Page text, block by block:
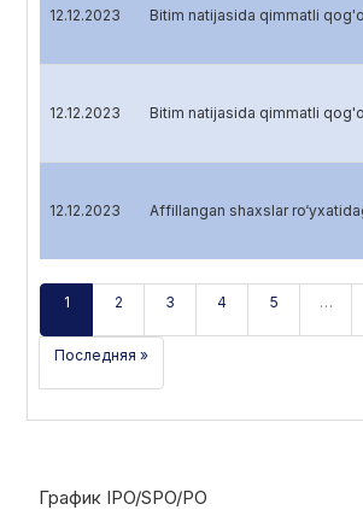
12.12.2023 Bitim natijasida qimmatli
12.12.2023 Bitim natijasida qimmatli
12.12.2023 Affillangan shaxslar
1 2 3 4 5 …
Последняя »
График IPO/SPO/PO